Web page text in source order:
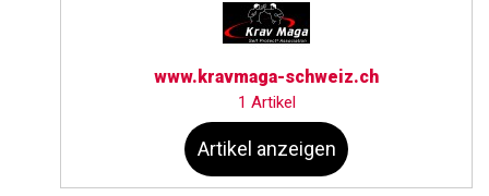
www.kravmaga-schweiz.ch
1 Artikel
Artikel anzeigen